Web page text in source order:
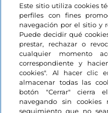
Este sitio utiliza cookies
perfiles con fines
navegación por el sitio y
Puede decidir qué
prestar, rechazar o
cualquier momento
correspondiente y
cookies". Al hacer clic
almacenar todas las
botón "Cerrar" cierra
navegando sin cookies
seguimiento que no